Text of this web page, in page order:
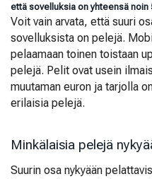
että sovelluksia on yhteensä
Voit vain arvata, että suuri
sovelluksista on pelejä.
pelaamaan toinen toistaan
pelejä. Pelit ovat usein
muutaman euron ja tarjolla
erilaisia pelejä.
Minkälaisia pelejä
Suurin osa nykyään